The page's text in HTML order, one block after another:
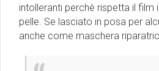
intolleranti perchè rispetta il film
pelle. Se lasciato in posa per
anche come maschera